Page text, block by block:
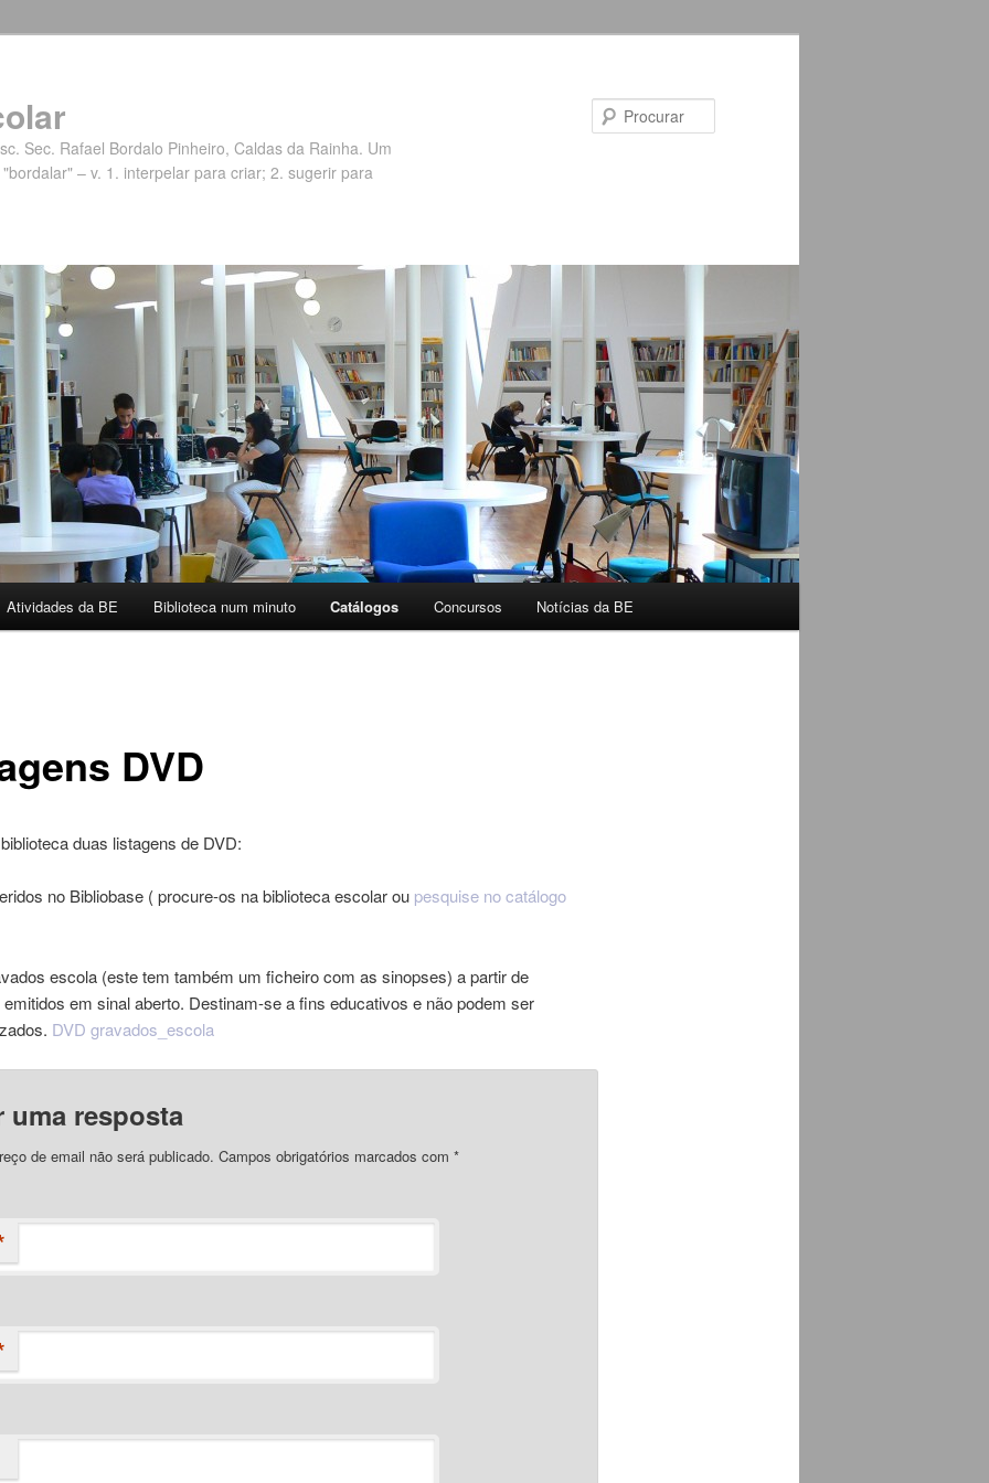
Sec. Rafael Bordalo Pinheiro, Caldas da Rainha. Um
– v. 1. interpelar para criar; 2. sugerir para
Atividades da BE Biblioteca num minuto Catálogos Concursos Notícias da BE
DVD
duas listagens de DVD:
no Bibliobase ( procure-os na biblioteca escolar ou pesquise no catálogo
escola (este tem também um ficheiro com as sinopses) a partir de
em sinal aberto. Destinam-se a fins educativos e não podem ser
DVD gravados_escola
uma resposta
de email não será publicado. Campos obrigatórios marcados com *